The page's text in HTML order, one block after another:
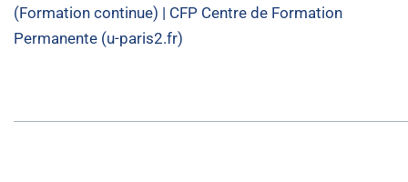
(Formation continue) | CFP Centre de Formation
Permanente (u-paris2.fr)